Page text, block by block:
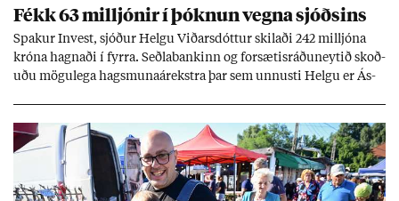
Fékk 63 millj­ón­ir í þókn­un vegna sjóðs­ins
Spak­ur In­vest, sjóð­ur Helgu Við­ars­dótt­ur skil­aði 242 millj­óna
króna hagn­aði í fyrra. Seðla­bank­inn og for­sæt­is­ráðu­neyt­ið skoð­
uðu mögu­lega hags­muna­árekstra þar sem unnusti Helgu er Ás­